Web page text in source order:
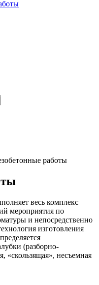
работы
весь комплекс
мероприятия по
и непосредственно
изготовления
(разборно-
«скользящая», несъемная